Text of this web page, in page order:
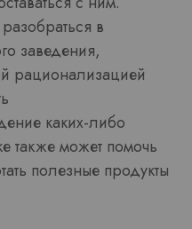
в
заведения,
рационализацией
каких-либо
также может помочь
полезные продукты